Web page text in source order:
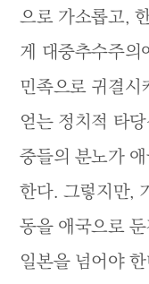
으로 가소롭고,
게 대중추수주의
민족으로 귀결시
얻는 정치적 타
중들의 분노가
한다. 그렇지만,
동을 애국으로
일본을 넘어야